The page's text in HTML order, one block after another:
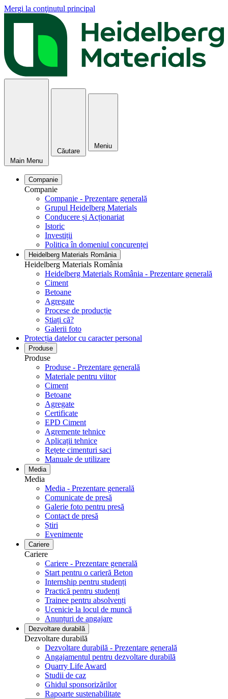
Mergi la conţinutul principal
Main Menu
Căutare
Meniu
Companie
Companie
Companie - Prezentare generală
Grupul Heidelberg Materials
Conducere și Acționariat
Istoric
Investiții
Politica în domeniul concurenței
Heidelberg Materials România
Heidelberg Materials România
Heidelberg Materials România - Prezentare generală
Ciment
Betoane
Agregate
Procese de producție
Știați că?
Galerii foto
Protecția datelor cu caracter personal
Produse
Produse
Produse - Prezentare generală
Materiale pentru viitor
Ciment
Betoane
Agregate
Certificate
EPD Ciment
Agremente tehnice
Aplicații tehnice
Rețete cimenturi saci
Manuale de utilizare
Media
Media
Media - Prezentare generală
Comunicate de presă
Galerie foto pentru ​​​​​​​presă
Contact de presă
Știri
Evenimente
Cariere
Cariere
Cariere - Prezentare generală
Start pentru o carieră Beton
Internship pentru studenți
Practică pentru studenți
Trainee pentru absolvenți
Ucenicie la locul de muncă
Anunțuri de angajare
Dezvoltare durabilă
Dezvoltare durabilă
Dezvoltare durabilă - Prezentare generală
Angajamentul pentru dezvoltare durabilă
Quarry Life Award
Studii de caz
Ghidul sponsorizărilor
Rapoarte sustenabilitate